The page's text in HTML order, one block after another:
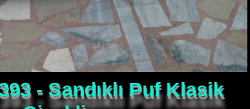
- Sandıklı Puf Klasik
Çiçekli